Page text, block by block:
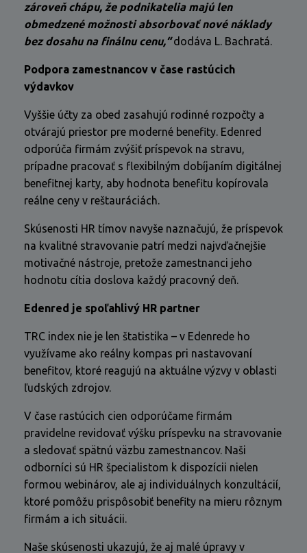
zároveň chápu, že podnikatelia majú len
obmedzené možnosti absorbovať nové náklady
bez dosahu na finálnu cenu,“dodáva L. Bachratá.
Podpora zamestnancov v čase rastúcich
výdavkov
Vyššie účty za obed zasahujú rodinné rozpočty a
otvárajú priestor pre moderné benefity. Edenred
odporúča firmám zvýšiť príspevok na stravu,
prípadne pracovať s flexibilným dobíjaním digitálnej
benefitnej karty, aby hodnota benefitu kopírovala
reálne ceny v reštauráciách.
Skúsenosti HR tímov navyše naznačujú, že príspevok
na kvalitné stravovanie patrí medzi najvďačnejšie
motivačné nástroje, pretože zamestnanci jeho
hodnotu cítia doslova každý pracovný deň.
Edenred je spoľahlivý HR partner
TRC index nie je len štatistika – v Edenrede ho
využívame ako reálny kompas pri nastavovaní
benefitov, ktoré reagujú na aktuálne výzvy v oblasti
ľudských zdrojov.
V čase rastúcich cien odporúčame firmám
pravidelne revidovať výšku príspevku na stravovanie
a sledovať spätnú väzbu zamestnancov. Naši
odborníci sú HR špecialistom k dispozícii nielen
formou webinárov, ale aj individuálnych konzultácií,
ktoré pomôžu prispôsobiť benefity na mieru rôznym
firmám a ich situácii.
Naše skúsenosti ukazujú, že aj malé úpravy v